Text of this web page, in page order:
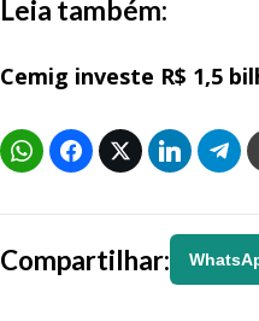
Leia também:
Cemig investe R$ 1,5
Compartilhar: